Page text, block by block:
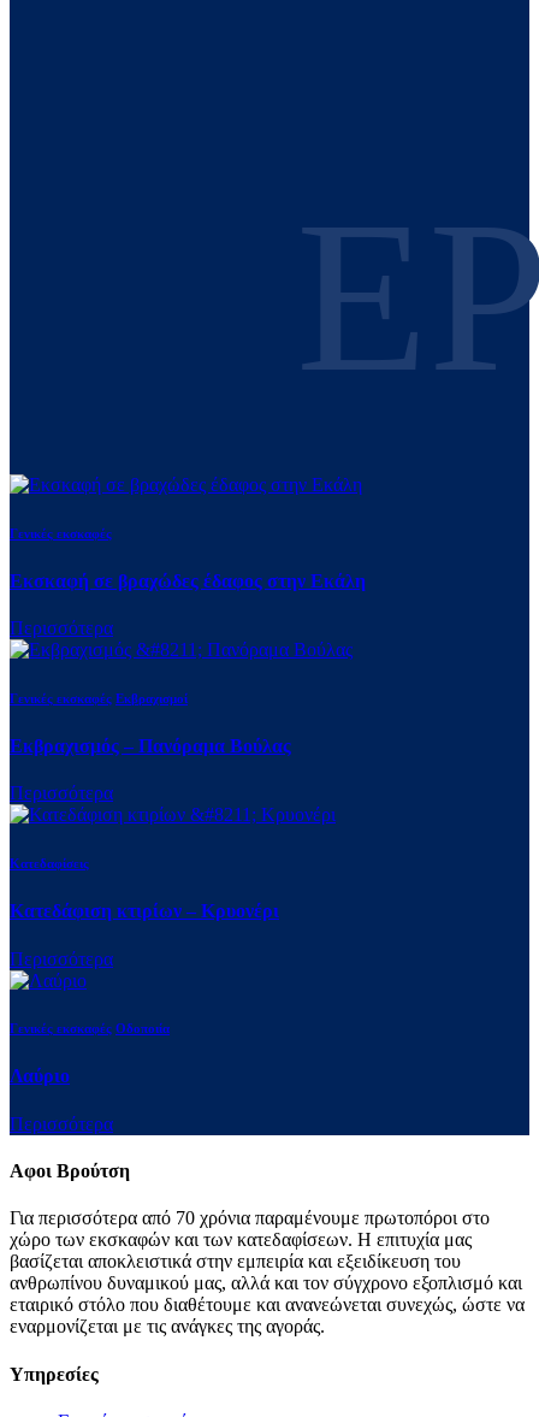
Γενικές εκσκαφές
Εκσκαφή σε βραχώδες έδαφος στην Εκάλη
Περισσότερα
Γενικές εκσκαφές Εκβραχισμοί
Εκβραχισμός – Πανόραμα Βούλας
Περισσότερα
Κατεδαφίσεις
Κατεδάφιση κτιρίων – Κρυονέρι
Περισσότερα
Γενικές εκσκαφές Οδοποιία
Λαύριο
Περισσότερα
Αφοι Βρούτση
Για περισσότερα από 70 χρόνια παραμένουμε πρωτοπόροι στο
χώρο των εκσκαφών και των κατεδαφίσεων. Η επιτυχία μας
βασίζεται αποκλειστικά στην εμπειρία και εξειδίκευση του
ανθρωπίνου δυναμικού μας, αλλά και τον σύγχρονο εξοπλισμό και
εταιρικό στόλο που διαθέτουμε και ανανεώνεται συνεχώς, ώστε να
εναρμονίζεται με τις ανάγκες της αγοράς.
Υπηρεσίες